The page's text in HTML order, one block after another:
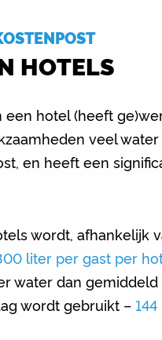
HOTELS
een hotel (heeft
veel
en heeft een
wordt, afhankelijk
liter per gast per
water dan
wordt gebruikt –